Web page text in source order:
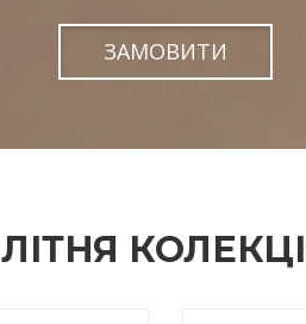
ЗАМОВИТИ
ЛІТНЯ